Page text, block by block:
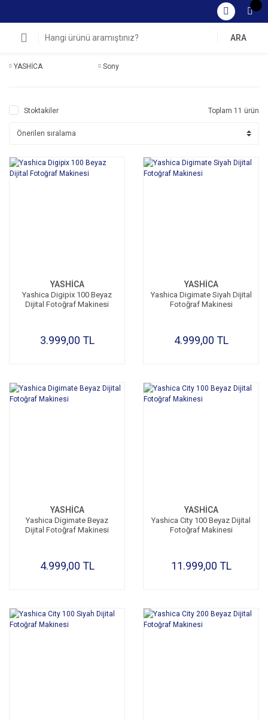
ARA
YASHİCA Sony
Stoktakiler Toplam 11 ürün
YASHİCA
Yashica Digipix 100 Beyaz
Dijital Fotoğraf Makinesi
3.999,00 TL
YASHİCA
Yashica Digimate Siyah Dijital
Fotoğraf Makinesi
4.999,00 TL
YASHİCA
Yashica Digimate Beyaz
Dijital Fotoğraf Makinesi
4.999,00 TL
YASHİCA
Yashica City 100 Beyaz Dijital
Fotoğraf Makinesi
11.999,00 TL